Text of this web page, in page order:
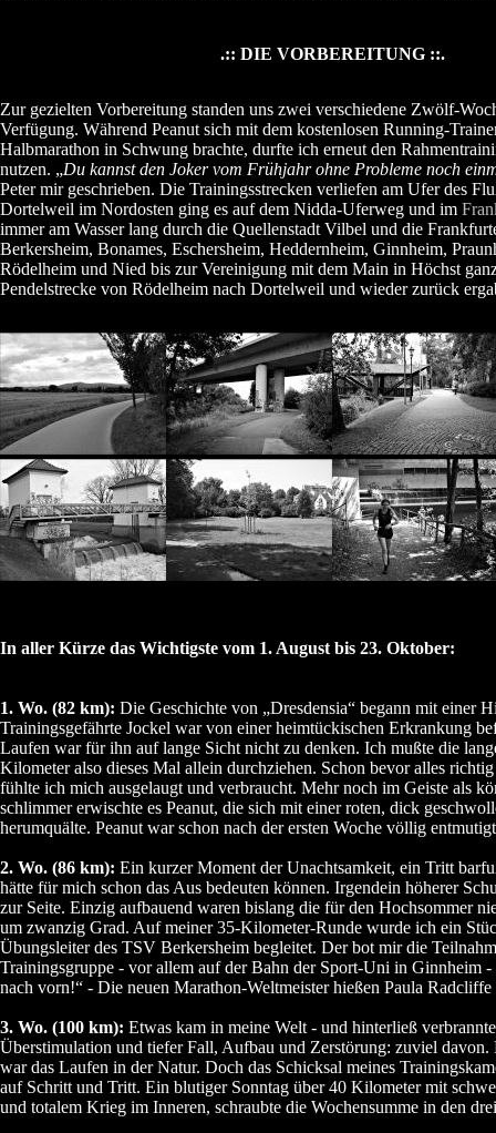
.:: DIE VORBEREITUNG ::.
Zur gezielten Vorbereitung standen uns zwei verschiedene Zwölf-
Verfügung. Während Peanut sich mit dem kostenlosen Running-
Halbmarathon in Schwung brachte, durfte ich erneut den
nutzen. „Du kannst den Joker vom Frühjahr ohne Probleme noch
Peter mir geschrieben. Die Trainingsstrecken verliefen am Ufer des
Dortelweil im Nordosten ging es auf dem Nidda-Uferweg und im
immer am Wasser lang durch die Quellenstadt Vilbel und die
Berkersheim, Bonames, Eschersheim, Heddernheim, Ginnheim,
Rödelheim und Nied bis zur Vereinigung mit dem Main in Höchst
Pendelstrecke von Rödelheim nach Dortelweil und wieder zurück
In aller Kürze das Wichtigste vom 1. August bis 23. Oktober:
1. Wo. (82 km): Die Geschichte von „Dresdensia“ begann mit einer
Trainingsgefährte Jockel war von einer heimtückischen Erkrankung
Laufen war für ihn auf lange Sicht nicht zu denken. Ich mußte die
Kilometer also dieses Mal allein durchziehen. Schon bevor alles richtig
fühlte ich mich ausgelaugt und verbraucht. Mehr noch im Geiste als
schlimmer erwischte es Peanut, die sich mit einer roten, dick
herumquälte. Peanut war schon nach der ersten Woche völlig
2. Wo. (86 km): Ein kurzer Moment der Unachtsamkeit, ein Tritt
hätte für mich schon das Aus bedeuten können. Irgendein höherer
zur Seite. Einzig aufbauend waren bislang die für den Hochsommer
um zwanzig Grad. Auf meiner 35-Kilometer-Runde wurde ich ein
Übungsleiter des TSV Berkersheim begleitet. Der bot mir die
Trainingsgruppe - vor allem auf der Bahn der Sport-Uni in Ginnheim
nach vorn!“ - Die neuen Marathon-Weltmeister hießen Paula
3. Wo. (100 km): Etwas kam in meine Welt - und hinterließ
Überstimulation und tiefer Fall, Aufbau und Zerstörung: zuviel
war das Laufen in der Natur. Doch das Schicksal meines
auf Schritt und Tritt. Ein blutiger Sonntag über 40 Kilometer mit
und totalem Krieg im Inneren, schraubte die Wochensumme in den